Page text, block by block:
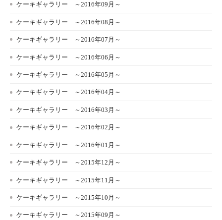
ケーキギャラリー ～2016年09月～
ケーキギャラリー ～2016年08月～
ケーキギャラリー ～2016年07月～
ケーキギャラリー ～2016年06月～
ケーキギャラリー ～2016年05月～
ケーキギャラリー ～2016年04月～
ケーキギャラリー ～2016年03月～
ケーキギャラリー ～2016年02月～
ケーキギャラリー ～2016年01月～
ケーキギャラリー ～2015年12月～
ケーキギャラリー ～2015年11月～
ケーキギャラリー ～2015年10月～
ケーキギャラリー ～2015年09月～